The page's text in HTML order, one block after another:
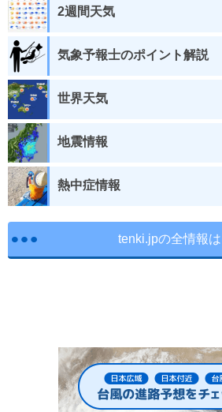
2週間天気
気象予報士のポイント解説
世界天気
地震情報
熱中症情報
tenki.jpの全情報